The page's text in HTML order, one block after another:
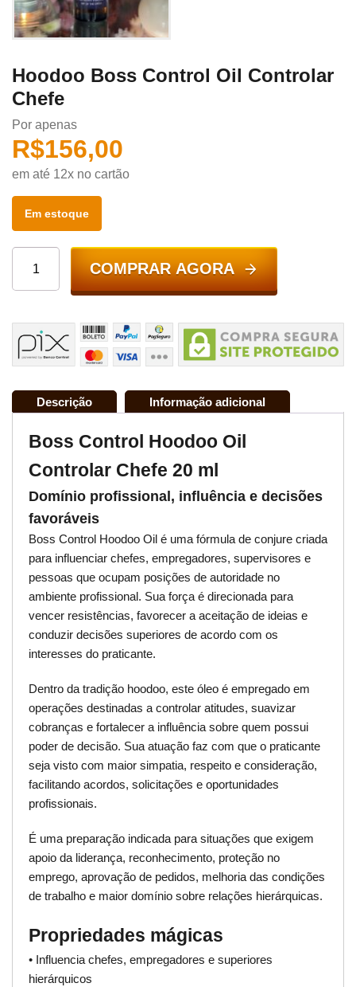
Hoodoo Boss Control Oil Controlar
Chefe
Por apenas
R$156,00
em até 12x no cartão
Em estoque
COMPRAR AGORA
Descrição Informação adicional
Boss Control Hoodoo Oil
Controlar Chefe 20 ml
Domínio profissional, influência e decisões
favoráveis
Boss Control Hoodoo Oil é uma fórmula de conjure criada
para influenciar chefes, empregadores, supervisores e
pessoas que ocupam posições de autoridade no
ambiente profissional. Sua força é direcionada para
vencer resistências, favorecer a aceitação de ideias e
conduzir decisões superiores de acordo com os
interesses do praticante.
Dentro da tradição hoodoo, este óleo é empregado em
operações destinadas a controlar atitudes, suavizar
cobranças e fortalecer a influência sobre quem possui
poder de decisão. Sua atuação faz com que o praticante
seja visto com maior simpatia, respeito e consideração,
facilitando acordos, solicitações e oportunidades
profissionais.
É uma preparação indicada para situações que exigem
apoio da liderança, reconhecimento, proteção no
emprego, aprovação de pedidos, melhoria das condições
de trabalho e maior domínio sobre relações hierárquicas.
Propriedades mágicas
• Influencia chefes, empregadores e superiores
hierárquicos